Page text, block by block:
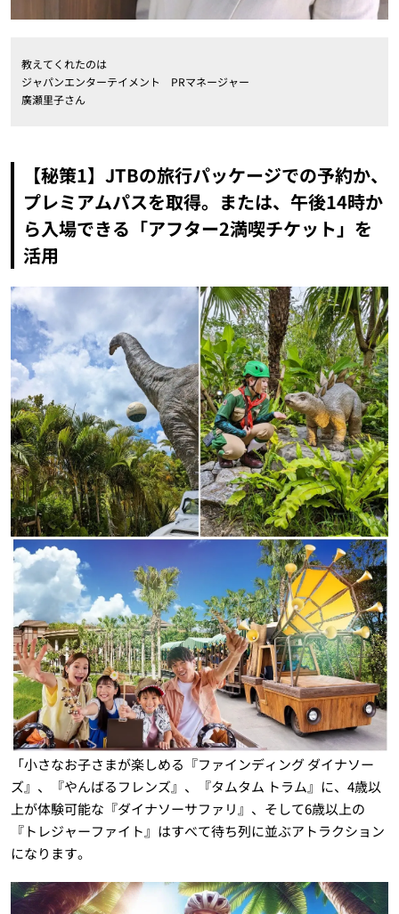
教えてくれたのは
ジャパンエンターテイメント PRマネージャー
廣瀬里子さん
【秘策1】JTBの旅行パッケージでの予約か、
プレミアムパスを取得。または、午後14時か
ら入場できる「アフター2満喫チケット」を
活用
「小さなお子さまが楽しめる『ファインディング ダイナソー
ズ』、『やんばるフレンズ』、『タムタム トラム』に、4歳以
上が体験可能な『ダイナソーサファリ』、そして6歳以上の
『トレジャーファイト』はすべて待ち列に並ぶアトラクション
になります。